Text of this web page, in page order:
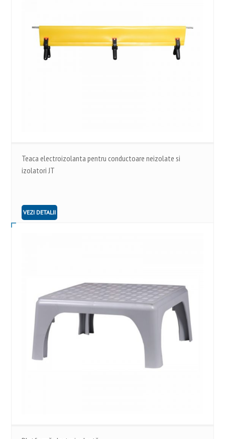
Teaca electroizolanta pentru conductoare neizolate si
izolatori JT
VEZI DETALII